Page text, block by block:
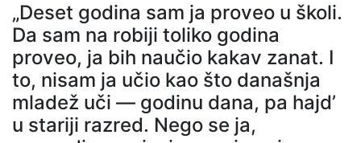
„Deset godina sam ja proveo u školi.
Da sam na robiji toliko godina
proveo, ja bih naučio kakav zanat. I
to, nisam ja učio kao što današnja
mladež uči — godinu dana, pa hajd’
u stariji razred. Nego se ja,